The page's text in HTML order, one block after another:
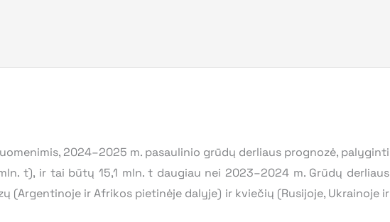
2024–2025 m. pasaulinio grūdų derliaus prognozė, palyginti
t), ir tai būtų 15,1 mln. t daugiau nei 2023–2024 m. Grūdų derliaus
(Argentinoje ir Afrikos pietinėje dalyje) ir kviečių (Rusijoje, Ukrainoje ir